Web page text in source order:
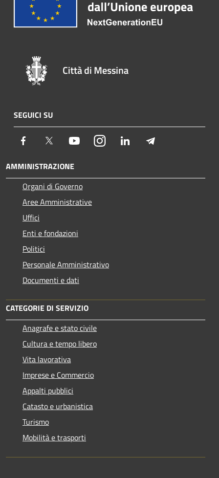
Città di Messina
SEGUICI SU
Facebook Twitter YoutubeInstagram LinkedIn
AMMINISTRAZIONE
Organi di Governo
Aree Amministrative
Uffici
Enti e fondazioni
Politici
Personale Amministrativo
Documenti e dati
CATEGORIE DI SERVIZIO
Anagrafe e stato civile
Cultura e tempo libero
Vita lavorativa
Imprese e Commercio
Appalti pubblici
Catasto e urbanistica
Turismo
Mobilità e trasporti